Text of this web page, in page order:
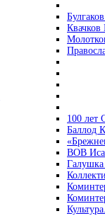
100 лет
Баллод
ВОВ